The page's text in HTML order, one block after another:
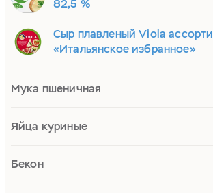
82,5 %
Сыр плавленый Viola ассорти
«Итальянское избранное»
Мука пшеничная
Яйца куриные
Бекон